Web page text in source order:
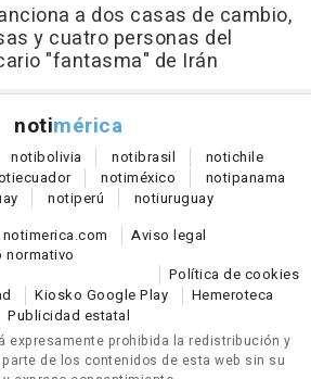
a dos casas de cambio,
y cuatro personas del
"fantasma" de Irán
notimérica
notibolivia notibrasil notichile
ecuador notiméxico notipanama
notiperú notiuruguay
Aviso legal
normativo
Política de cookies
Kiosko Google Play
Hemeroteca
Publicidad estatal
expresamente prohibida la redistribución y
de los contenidos de esta web sin su